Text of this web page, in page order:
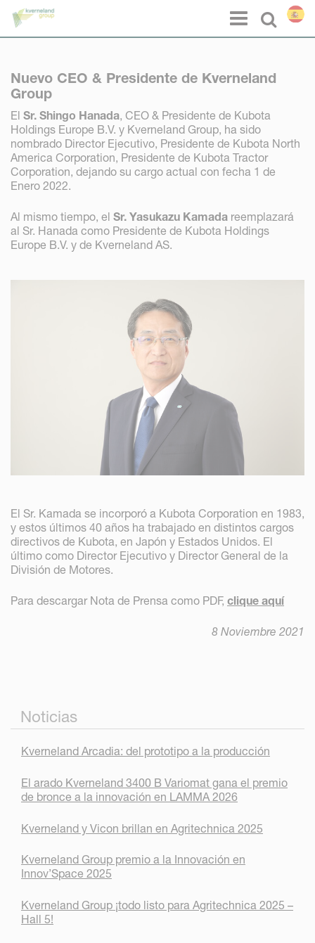
Select
Menu
Nuevo CEO & Presidente de Kverneland
Group
El Sr. Shingo Hanada, CEO & Presidente de Kubota
Holdings Europe B.V. y Kverneland Group, ha sido
nombrado Director Ejecutivo, Presidente de Kubota North
America Corporation, Presidente de Kubota Tractor
Corporation, dejando su cargo actual con fecha 1 de
Enero 2022.
Al mismo tiempo, el Sr. Yasukazu Kamada reemplazará
al Sr. Hanada como Presidente de Kubota Holdings
Europe B.V. y de Kverneland AS.
El Sr. Kamada se incorporó a Kubota Corporation en 1983,
y estos últimos 40 años ha trabajado en distintos cargos
directivos de Kubota, en Japón y Estados Unidos. El
último como Director Ejecutivo y Director General de la
División de Motores.
Para descargar Nota de Prensa como PDF, clique aquí
8 Noviembre 2021
Noticias
Kverneland Arcadia: del prototipo a la producción
El arado Kverneland 3400 B Variomat gana el premio
de bronce a la innovación en LAMMA 2026
Kverneland y Vicon brillan en Agritechnica 2025
Kverneland Group premio a la Innovación en
Innov’Space 2025
Kverneland Group ¡todo listo para Agritechnica 2025 –
Hall 5!
Panel de gestión de cookies